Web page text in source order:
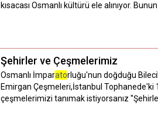
kısacası Osmanlı kültürü ele alınıyor.
Şehirler ve Çeşmelerimiz
Osmanlı İmparatorluğu'nun doğduğu
Emirgan Çeşmeleri,İstanbul Tophanede'ki
çeşmelerimizi tanımak istiyorsanız